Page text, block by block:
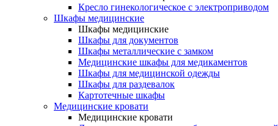
Кресло гинекологическое с электроприводом
Шкафы медицинские
Шкафы медицинские
Шкафы для документов
Шкафы металлические с замком
Медицинские шкафы для медикаментов
Шкафы для медицинской одежды
Шкафы для раздевалок
Картотечные шкафы
Медицинские кровати
Медицинские кровати